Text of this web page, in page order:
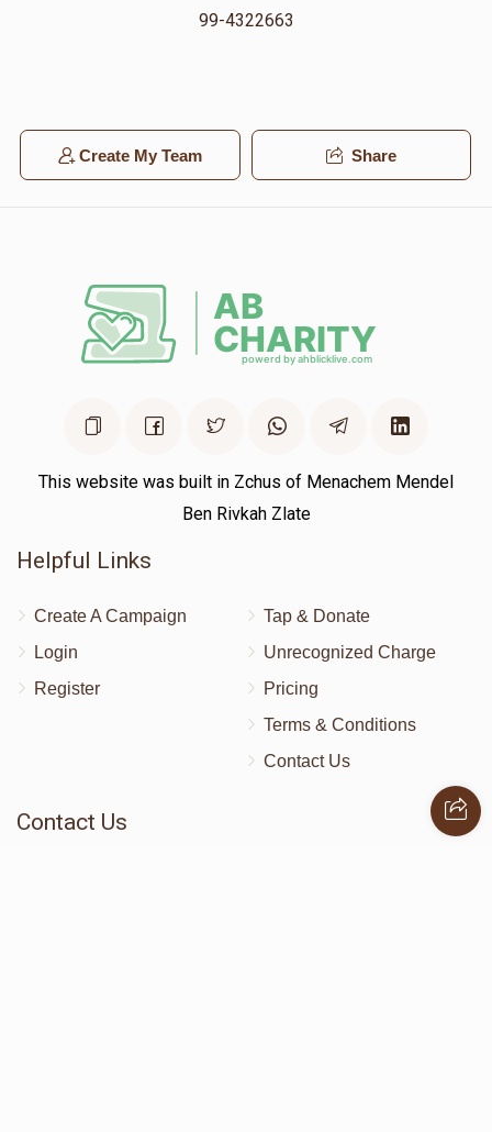
99-4322663
Create My Team Share
This website was built in Zchus of Menachem Mendel
Ben Rivkah Zlate
Helpful Links
Create A Campaign
Login
Register
Tap & Donate
Unrecognized Charge
Pricing
Terms & Conditions
Contact Us
Contact Us